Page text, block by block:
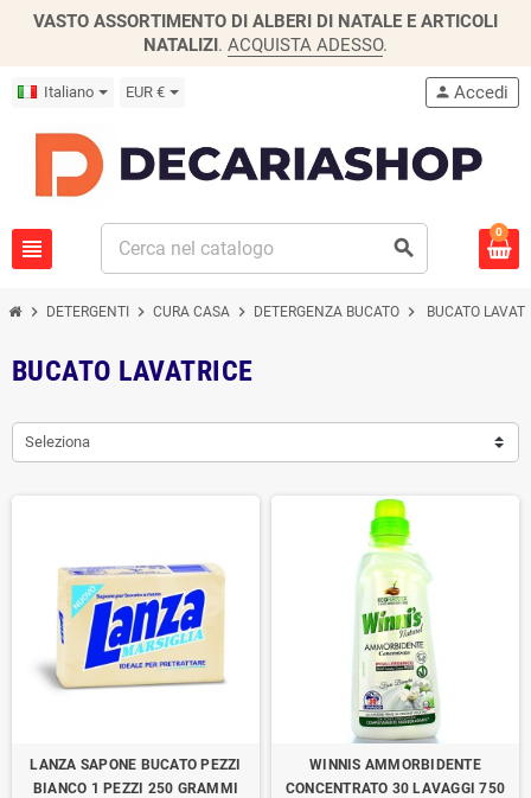
VASTO ASSORTIMENTO DI ALBERI DI NATALE E ARTICOLI
NATALIZI. ACQUISTA ADESSO.
Italiano EUR €
view_headline search
person Accedi
0
chevron_right DETERGENTI chevron_right CURA CASA chevron_right DETERGENZA BUCATO chevron_right BUCATO
BUCATO LAVATRICE
Seleziona
LANZA SAPONE BUCATO PEZZI
BIANCO 1 PEZZI 250 GRAMMI
WINNIS AMMORBIDENTE
CONCENTRATO 30 LAVAGGI 750